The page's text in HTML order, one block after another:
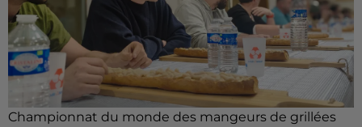
Championnat du monde des mangeurs de grillées